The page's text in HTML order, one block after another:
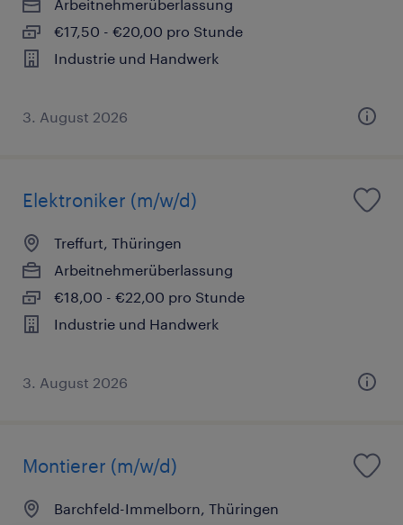
Arbeitnehmerüberlassung
€17,50 - €20,00 pro Stunde
Industrie und Handwerk
3. August 2026
Elektroniker (m/w/d)
Treffurt, Thüringen
Arbeitnehmerüberlassung
€18,00 - €22,00 pro Stunde
Industrie und Handwerk
3. August 2026
Montierer (m/w/d)
Barchfeld-Immelborn, Thüringen